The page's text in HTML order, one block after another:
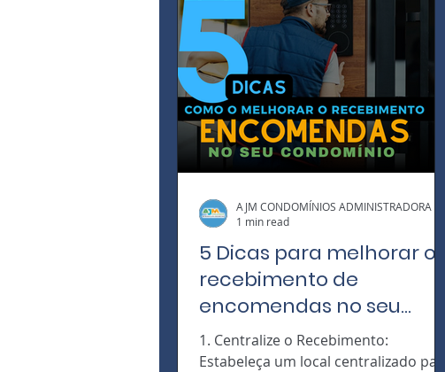
5 Dicas para melhorar o
recebimento de
encomendas no seu
condomínios.
1. Centralize o Recebimento:
Estabeleça um local centralizado para
AJM CONDOMÍNIOS ADMINISTRADORA
1 min read